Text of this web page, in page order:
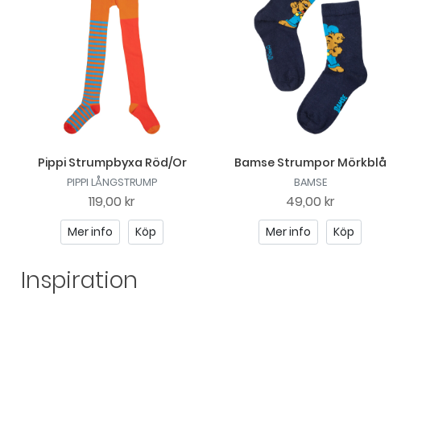
Pippi Strumpbyxa Röd/Or
PIPPI LÅNGSTRUMP
119,00 kr
Mer info Köp
Bamse Strumpor Mörkblå
BAMSE
49,00 kr
Mer info Köp
Inspiration